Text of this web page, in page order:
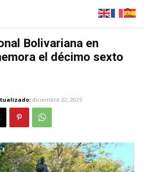
Bolivariana en
el décimo sexto
diciembre 22, 2025